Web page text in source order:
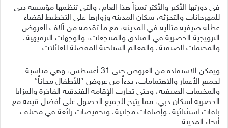
في دورتها الأكبر والأكثر تميزاً هذا العام، والتي تنظمها مؤسسة دبي
للمهرجانات والتجزئة، سكان المدينة وزوارها على التخطيط لقضاء
عطلة صيفية مثالية في المدينة، مع ما تقدمه من آلاف العروض
الترويجية الحصرية في الفنادق والمنتجعات، والوجهات الترفيهية،
والمخيمات الصيفية، والمعالم السياحية المفضلة للعائلات.
ويمكن الاستفادة من العروض حتى 31 أغسطس، وهي مناسبة
لجميع الأعمار والاهتمامات، بدءاً من عروض “للأطفال مجاناً”
والمخيمات الصيفية، وحتى تجارب الإقامة الفندقية الفاخرة والمزايا
الحصرية لسكان دبي، مما يتيح للجميع الحصول على أفضل قيمة مع
باقات استثنائية، وإضافات مجانية، وتخفيضات رائعة في مختلف
أنحاء المدينة.